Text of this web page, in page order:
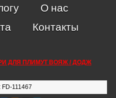
О нас
Контакты
ДЛЯ ПЛИМУТ ВОЯЖ / ДОДЖ
FD-111467